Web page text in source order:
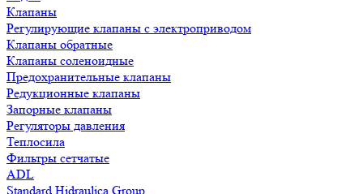
Клапаны
Регулирующие клапаны с электроприводом
Клапаны обратные
Клапаны соленоидные
Предохранительные клапаны
Редукционные клапаны
Запорные клапаны
Регуляторы давления
Теплосила
Фильтры сетчатые
ADL
Standard Hidraulica Group